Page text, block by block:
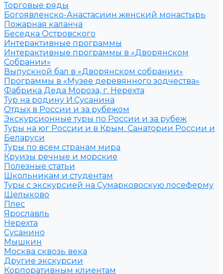
Торговые ряды
Богоявленско-Анастасиин женский монастырь
Пожарная каланча
Беседка Островского
Интерактивные программы
Интерактивные программы в «Дворянском
Собрании»
Выпускной бал в «Дворянском собрании»
Программы в «Музее деревянного зодчества»
Фабрика Деда Мороза, г. Нерехта
Тур на родину И.Сусанина
Отдых в России и за рубежом
Экскурсионные туры по России и за рубеж
Туры на юг России и в Крым. Санатории России и
Беларуси
Туры по всем странам мира
Круизы речные и морские
Полезные статьи
Школьникам и студентам
Туры с экскурсией на Сумарковоскую лосеферму
Щелыково
Плес
Ярославль
Нерехта
Сусанино
Мышкин
Москва сквозь века
Другие экскурсии
Корпоративным клиентам